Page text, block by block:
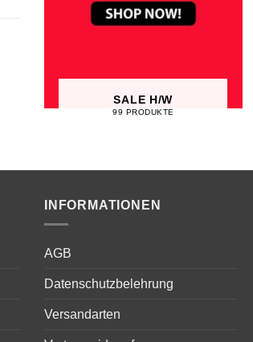
SALE H/W
99 PRODUKTE
INFORMATIONEN
AGB
Datenschutzbelehrung
Versandarten